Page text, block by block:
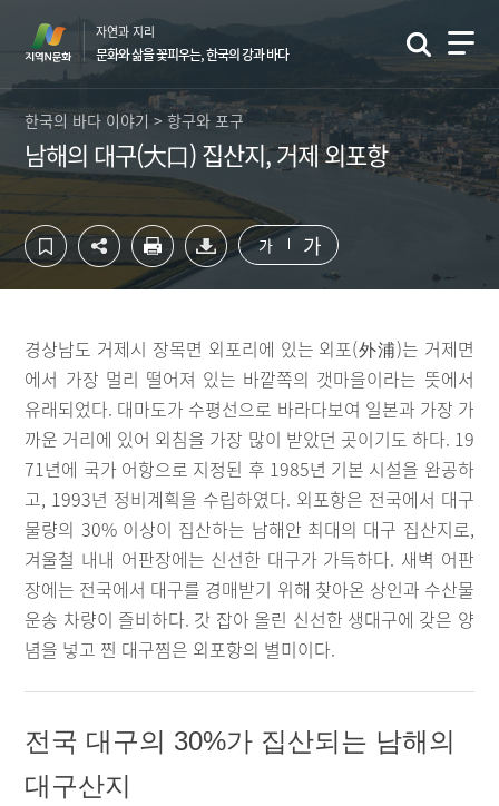
영
로
역
가
자연과 지리
문화와 삶을 꽃피우는, 한국의 강과 바다
한국의 바다 이야기 > 항구와 포구
남해의 대구(大口) 집산지, 거제 외포항
가 가
경상남도 거제시 장목면 외포리에 있는 외포(外浦)는 거제면
에서 가장 멀리 떨어져 있는 바깥쪽의 갯마을이라는 뜻에서
유래되었다. 대마도가 수평선으로 바라다보여 일본과 가장 가
까운 거리에 있어 외침을 가장 많이 받았던 곳이기도 하다. 19
71년에 국가 어항으로 지정된 후 1985년 기본 시설을 완공하
고, 1993년 정비계획을 수립하였다. 외포항은 전국에서 대구
물량의 30% 이상이 집산하는 남해안 최대의 대구 집산지로,
겨울철 내내 어판장에는 신선한 대구가 가득하다. 새벽 어판
장에는 전국에서 대구를 경매받기 위해 찾아온 상인과 수산물
운송 차량이 즐비하다. 갓 잡아 올린 신선한 생대구에 갖은 양
념을 넣고 찐 대구찜은 외포항의 별미이다.
전국 대구의 30%가 집산되는 남해의
대구산지